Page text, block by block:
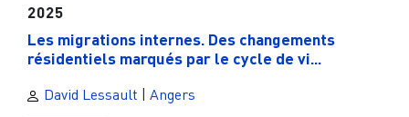
2025
Les migrations internes. Des changements
résidentiels marqués par le cycle de vi...
David Lessault | Angers